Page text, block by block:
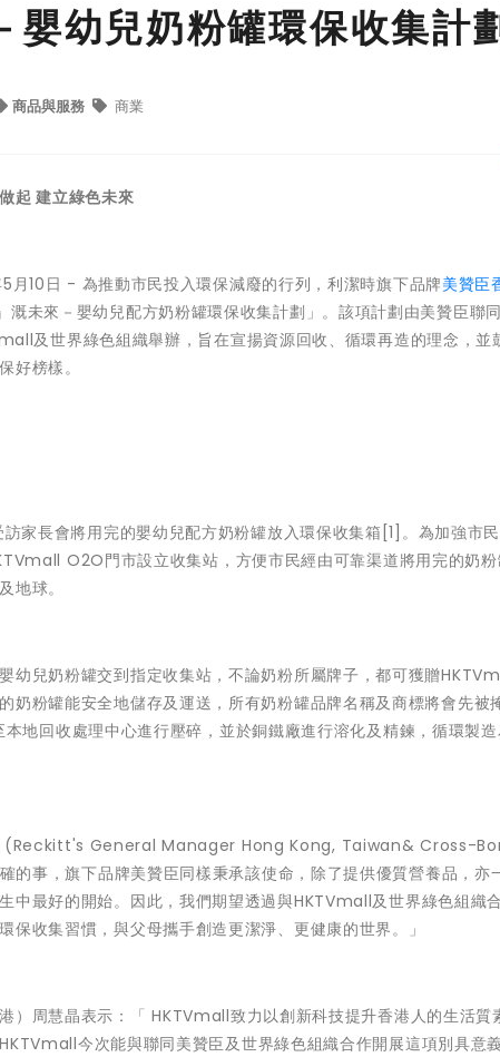
嬰幼兒奶粉罐環保收集計
商品與服務 商業
起 建立綠色未來
月10日 - 為推動市民投入環保減廢的行列，利潔時旗下品牌美贊臣
未來－嬰幼兒配方奶粉罐環保收集計劃」。該項計劃由美贊臣聯
及世界綠色組織舉辦，旨在宣揚資源回收、循環再造的理念，並
好榜樣。
家長會將用完的嬰幼兒配方奶粉罐放入環保收集箱[1]。為加強市
O2O門市設立收集站，方便市民經由可靠渠道將用完的奶
地球。
幼兒奶粉罐交到指定收集站，不論奶粉所屬牌子，都可獲贈
奶粉罐能安全地儲存及運送，所有奶粉罐品牌名稱及商標將會先被
地回收處理中心進行壓碎，並於銅鐵廠進行溶化及精鍊，循環製
(Reckitt's General Manager Hong Kong, Taiwan& Cross-
的事，旗下品牌美贊臣同樣秉承該使命，除了提供優質營養品，亦
中最好的開始。因此，我們期望透過與HKTVmall及世界綠色組織
保收集習慣，與父母攜手創造更潔淨、更健康的世界。」
）周慧晶表示：「 HKTVmall致力以創新科技提升香港人的生活質
今次能與聯同美贊臣及世界綠色組織合作開展這項別具意